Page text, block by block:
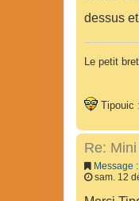
dessus
Le petit
Tipouic
Re:
Message
sam. 12